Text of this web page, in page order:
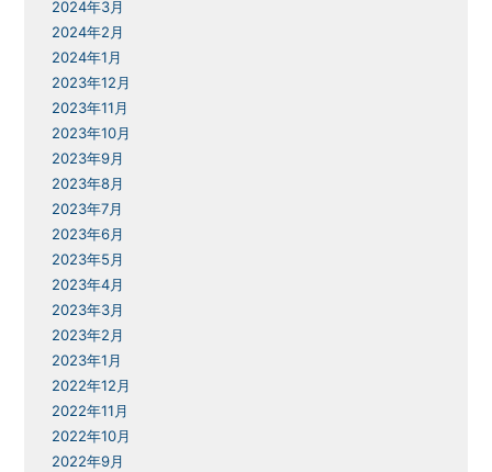
2024年3月
2024年2月
2024年1月
2023年12月
2023年11月
2023年10月
2023年9月
2023年8月
2023年7月
2023年6月
2023年5月
2023年4月
2023年3月
2023年2月
2023年1月
2022年12月
2022年11月
2022年10月
2022年9月